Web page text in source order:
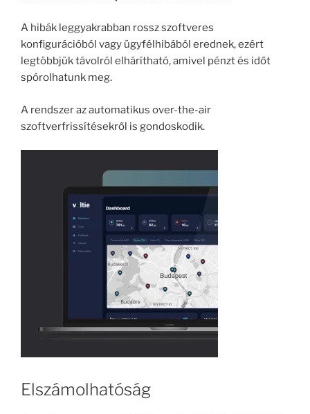
A hibák leggyakrabban rossz szoftveres
konfigurációból vagy ügyfélhibából erednek, ezért
legtöbbjük távolról elhárítható, amivel pénzt és időt
spórolhatunk meg.
A rendszer az automatikus over-the-air
szoftverfrissítésekről is gondoskodik.
Elszámolhatóság